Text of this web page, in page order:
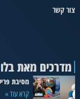
צור קשר
מדרכים מאת בלו
מסיבת
קרא עוד »